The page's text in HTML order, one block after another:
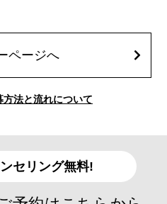
ページへ
法と流れについて
セリング無料!